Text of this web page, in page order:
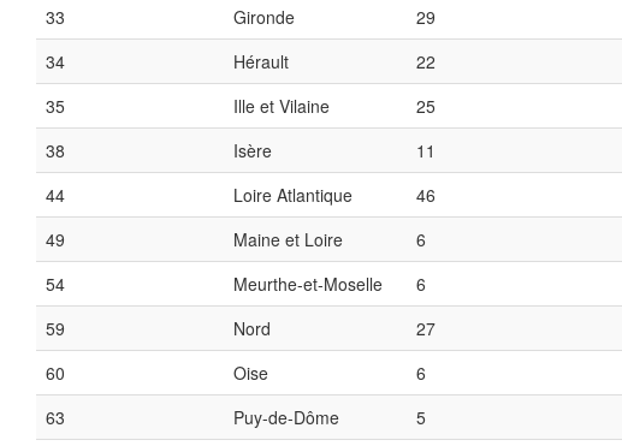
33
Gironde 29
34
Hérault 22
35
Ille et Vilaine 25
38
Isère 11
44
Loire Atlantique 46
49
Maine et Loire 6
54
Meurthe-et-Moselle 6
59
Nord 27
60
Oise 6
63
Puy-de-Dôme 5